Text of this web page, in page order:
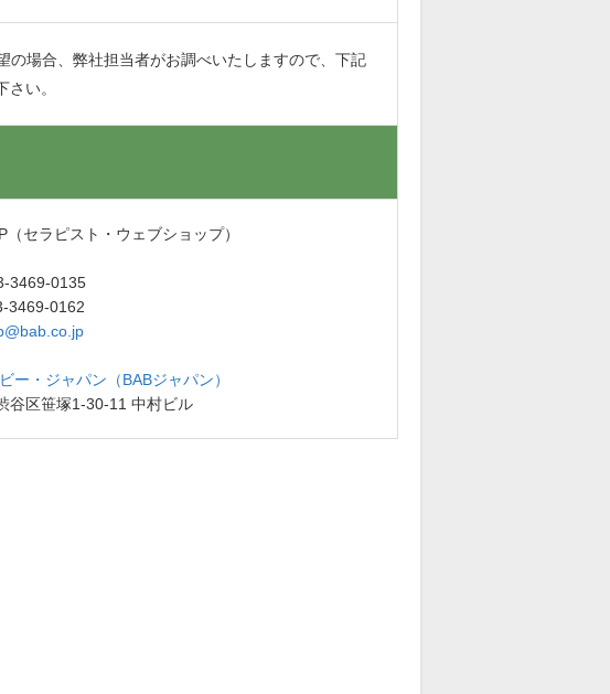
の場合、弊社担当者がお調べいたしますので、下記
い。
セラピスト・ウェブショップ）
3469-0135
3469-0162
ー・ジャパン（BABジャパン）
谷区笹塚1-30-11 中村ビル